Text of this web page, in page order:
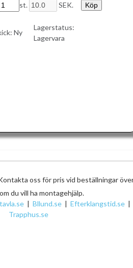
st. SEK.
Ny
Lagerstatus:
Lagervara
oss för pris vid beställningar
du vill ha montagehjälp.
| Bllund.se | Efterklangstid.se |
Trapphus.se